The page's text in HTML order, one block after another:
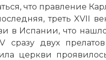
что правление
треть XVII
в Испании, что
сразу двух
церкви